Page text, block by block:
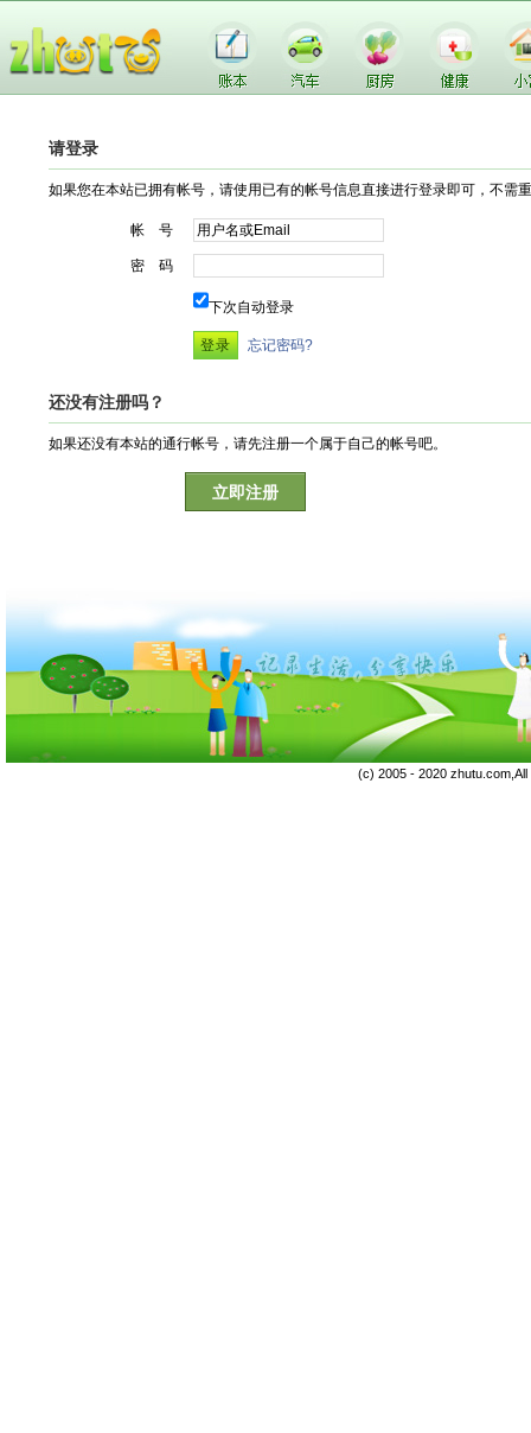
请登录
如果您在本站已拥有帐号，请使用已有的帐号信息直接进行登录即可，不需
帐 号
密 码
下次自动登录
忘记密码?
还没有注册吗？
如果还没有本站的通行帐号，请先注册一个属于自己的帐号吧。
立即注册
(c) 2005 - 2020